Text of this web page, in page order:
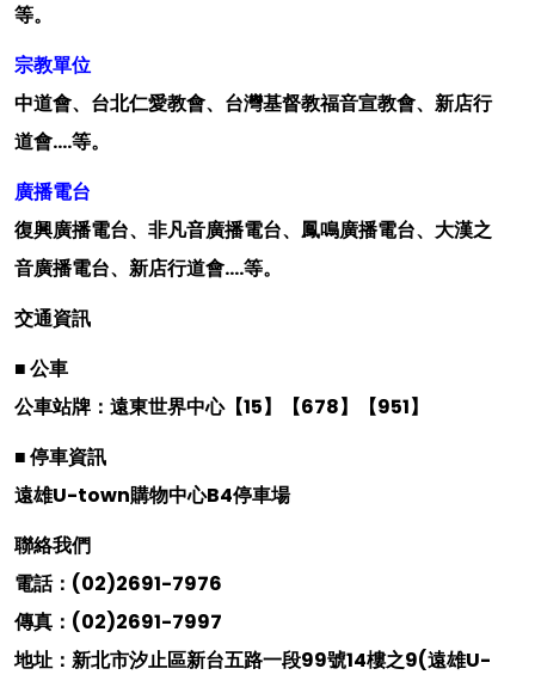
等。
宗教單位
中道會、台北仁愛教會、台灣基督教福音宣教會、新店行
道會….等。
廣播電台
復興廣播電台、非凡音廣播電台、鳳鳴廣播電台、大漢之
音廣播電台、新店行道會….等。
交通資訊
■ 公車
公車站牌：遠東世界中心【15】【678】【951】
■ 停車資訊
遠雄U-town購物中心B4停車場
聯絡我們
電話：(02)2691-7976
傳真：(02)2691-7997
地址：新北市汐止區新台五路一段99號14樓之9(遠雄U-